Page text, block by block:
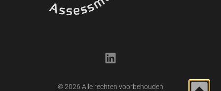
© 2026 Alle rechten voorbehouden